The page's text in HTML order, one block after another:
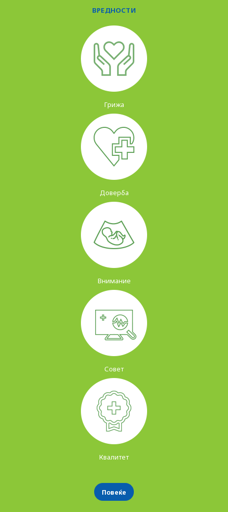
ВРЕДНОСТИ
Грижа
Доверба
Внимание
Совет
Квалитет
Повеќе